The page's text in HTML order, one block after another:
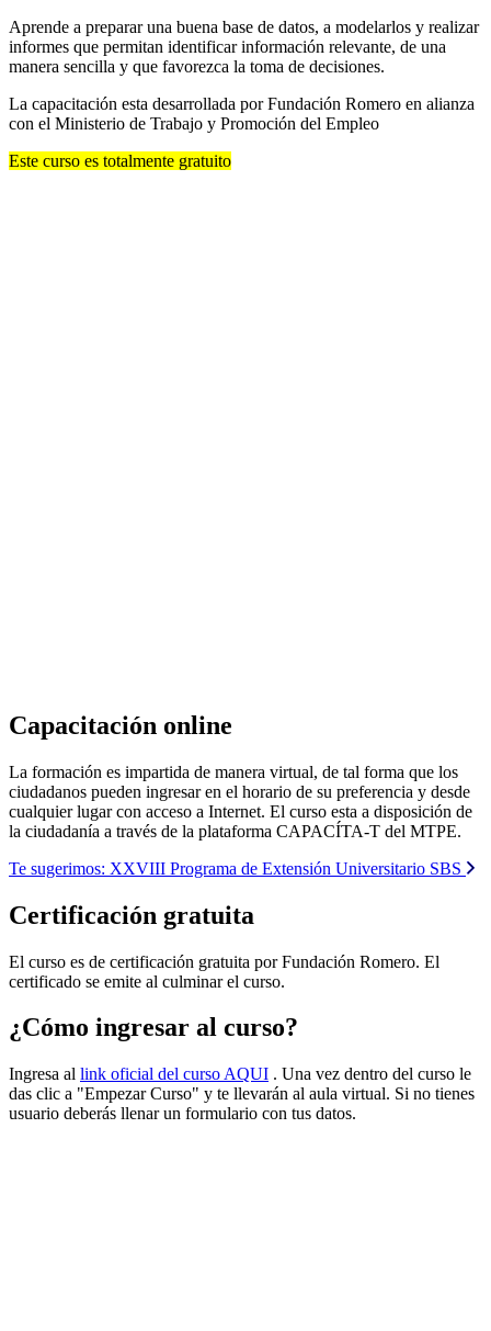
Aprende a preparar una buena base de datos, a modelarlos y realizar
informes que permitan identificar información relevante, de una
manera sencilla y que favorezca la toma de decisiones.
La capacitación esta desarrollada por Fundación Romero en alianza
con el Ministerio de Trabajo y Promoción del Empleo
Este curso es totalmente gratuito
Capacitación online
La formación es impartida de manera virtual, de tal forma que los
ciudadanos pueden ingresar en el horario de su preferencia y desde
cualquier lugar con acceso a Internet. El curso esta a disposición de
la ciudadanía a través de la plataforma CAPACÍTA-T del MTPE.
Te sugerimos: XXVIII Programa de Extensión Universitario SBS
Certificación gratuita
El curso es de certificación gratuita por Fundación Romero. El
certificado se emite al culminar el curso.
¿Cómo ingresar al curso?
Ingresa al link oficial del curso AQUI . Una vez dentro del curso le
das clic a "Empezar Curso" y te llevarán al aula virtual. Si no tienes
usuario deberás llenar un formulario con tus datos.